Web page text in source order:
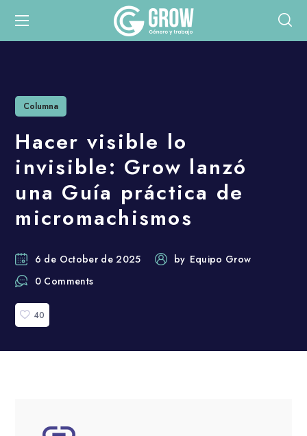
Columna
Hacer visible lo
invisible: Grow lanzó
una Guía práctica de
micromachismos
6 de October de 2025 by Equipo Grow
0 Comments
40